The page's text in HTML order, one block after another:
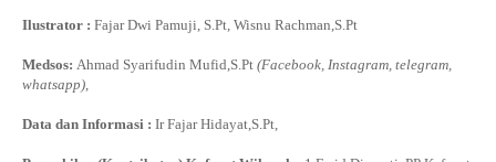
Ilustrator : Fajar Dwi Pamuji, S.Pt, Wisnu Rachman,S.Pt
Medsos: Ahmad Syarifudin Mufid,S.Pt (Facebook, Instagram, telegram,
whatsapp),
Data dan Informasi : Ir Fajar Hidayat,S.Pt,